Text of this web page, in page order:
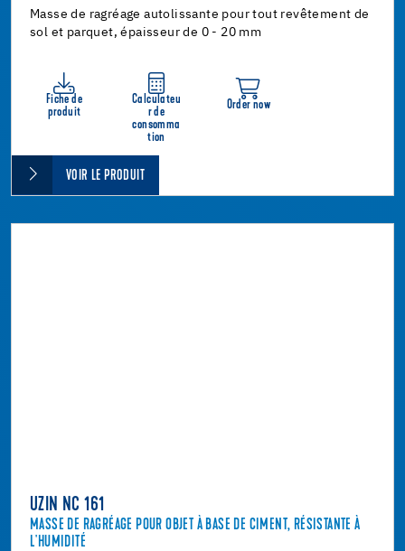
Masse de ragréage autolissante pour tout revêtement de
sol et parquet, épaisseur de 0 - 20 mm
Fiche de
produit
Calculateu
r de
consomma
tion
Order now
VOIR LE PRODUIT
UZIN NC 161
MASSE DE RAGRÉAGE POUR OBJET À BASE DE CIMENT, RÉSISTANTE À
L'HUMIDITÉ